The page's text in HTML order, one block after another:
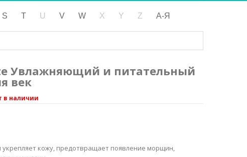
S T U V W X Y Z А-Я
Увлажняющий и питательный
век
в наличии
кожу, предотвращает появление морщин,